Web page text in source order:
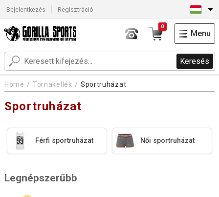
Bejelentkezés Regisztráció
Keresés
0
Menu
Home Tornakellék Sportruházat
Sportruházat
Férfi sportruházat Női sportruházat
Legnépszerűbb